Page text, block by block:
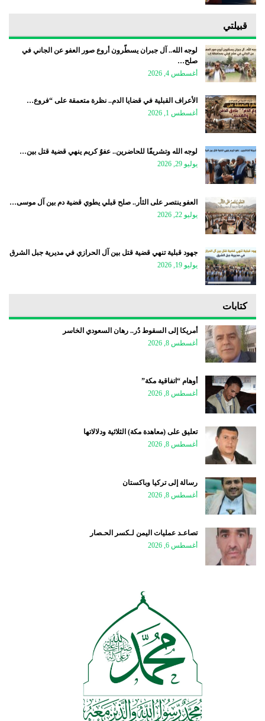
قبيلتي
لوجه الله.. آل جبران يسطّرون أروع صور العفو عن الجاني في
صلح…
أغسطس 4, 2026
الأعراف القبلية في قضايا الدم.. نظرة متعمقة على “فروع…
أغسطس 1, 2026
لوجه الله وتشريفًا للحاضرين.. عفوٌ كريم ينهي قضية قتل بين…
يوليو 29, 2026
العفو ينتصر على الثأر.. صلح قبلي يطوي قضية دم بين آل موسى…
يوليو 22, 2026
جهود قبلية تنهي قضية قتل بين آل الحرازي في مديرية جبل الشرق
يوليو 19, 2026
كتابات
أمريكا إلى السقوط دُر.. رهان السعودي الخاسر
أغسطس 8, 2026
أوهام “اتفاقية مكة”
أغسطس 8, 2026
تعليق على (معاهدة مكة) الثلاثية ودلالاتها
أغسطس 8, 2026
رسالة إلى تركيا وباكستان
أغسطس 8, 2026
تصاعـد عمليات اليمن لـكسر الحـصار
أغسطس 6, 2026